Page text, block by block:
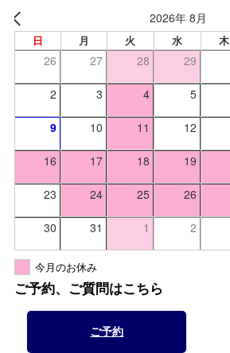
2026年 8月
日 月 火 水 木
26 27 28 29
2 3 4 5
9 10 11 12
16 17 18 19
23 24 25 26
30 31 1 2
今月のお休み
ご予約、ご質問はこちら
ご予約